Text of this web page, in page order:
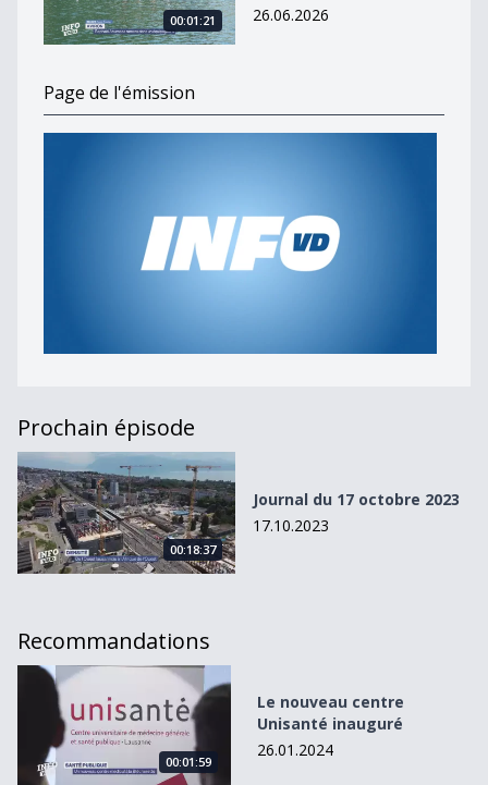
00:01:21
26.06.2026
Page de l'émission
Prochain épisode
Journal du 17 octobre 2023
00:18:37
Journal du 17 octobre 2023
17.10.2023
Recommandations
Le nouveau centre Unisanté inauguré
00:01:59
Le nouveau centre
Unisanté inauguré
26.01.2024